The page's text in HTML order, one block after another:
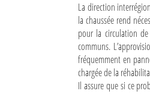
L'actualité du tourisme
La direction
la chaussée rend
pour la circulation
communs.
fréquemment en
chargée de la
Il assure que si ce